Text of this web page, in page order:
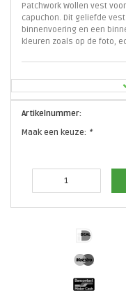
Patchwork Wollen vest
capuchon. Dit geliefde
binnenvoering en een
kleuren zoals op de foto,
Artikelnummer:
Maak een keuze: *